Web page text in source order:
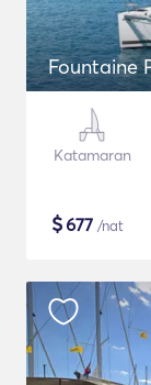
Fountaine
Katamaran
$677 /nat